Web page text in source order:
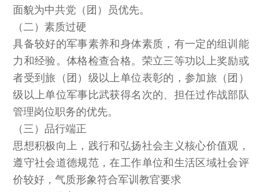
面貌为中共党（团）员优先。
（二）素质过硬
具备较好的军事素养和身体素质，有一定的组训能
力和经验。体格检查合格。荣立三等功以上奖励或
者受到旅（团）级以上单位表彰的，参加旅（团）
级以上单位军事比武获得名次的、担任过作战部队
管理岗位职务的优先。
（三）品行端正
思想积极向上，践行和弘扬社会主义核心价值观，
遵守社会道德规范，在工作单位和生活区域社会评
价较好，气质形象符合军训教官要求